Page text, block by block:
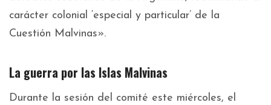
carácter colonial ‘especial y particular’ de la
Cuestión Malvinas».
La guerra por las Islas Malvinas
Durante la sesión del comité este miércoles, el